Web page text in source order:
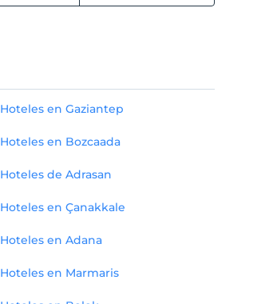
Hoteles en Gaziantep
Hoteles en Bozcaada
Hoteles de Adrasan
Hoteles en Çanakkale
Hoteles en Adana
Hoteles en Marmaris